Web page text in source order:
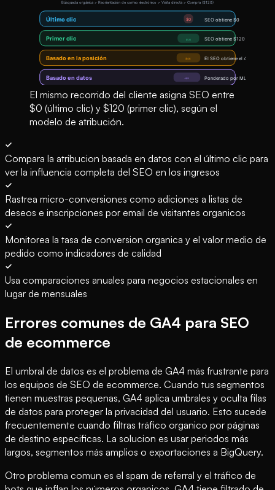
El mismo recorrido del cliente asigna SEO entre
$0 (último clic) y $120 (primer clic), según el
modelo de atribución.
Compara la atribucion basada en datos con el último clic para
ver la influencia completa del SEO en los ingresos
Rastrea micro-conversiones como adiciones a listas de
deseos e inscripciones por email de visitantes organicos
Monitorea la tasa de conversion organica y el valor medio de
pedido como indicadores de calidad
Usa comparaciones anuales para negocios estacionales en
lugar de mensuales
Errores comunes de GA4 para SEO
de ecommerce
El umbral de datos es el problema de GA4 más frustrante para
los equipos de SEO de ecommerce. Cuando tus segmentos
tienen muestras pequenas, GA4 aplica umbrales y oculta filas
de datos para proteger la privacidad del usuario. Esto sucede
frecuentemente cuando filtras tráfico organico por páginas
de destino especificas. La solucion es usar periodos más
largos, segmentos más amplios o exportaciones a BigQuery.
Otro problema comun es el spam de referral y el tráfico de